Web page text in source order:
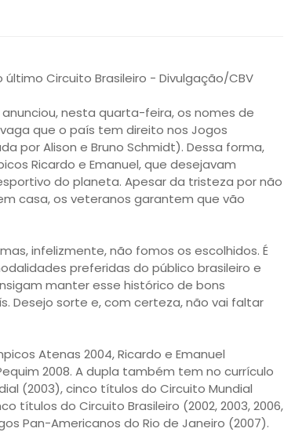
nesta quarta-feira, os nomes de
que o país tem direito nos Jogos
por Alison e Bruno Schmidt). Dessa forma,
Ricardo e Emanuel, que desejavam
do planeta. Apesar da tristeza por não
casa, os veteranos garantem que vão
infelizmente, não fomos os escolhidos. É
preferidas do público brasileiro e
manter esse histórico de bons
Desejo sorte e, com certeza, não vai faltar
Atenas 2004, Ricardo e Emanuel
2008. A dupla também tem no currículo
(2003), cinco títulos do Circuito Mundial
títulos do Circuito Brasileiro (2002, 2003, 2006,
Pan-Americanos do Rio de Janeiro (2007).